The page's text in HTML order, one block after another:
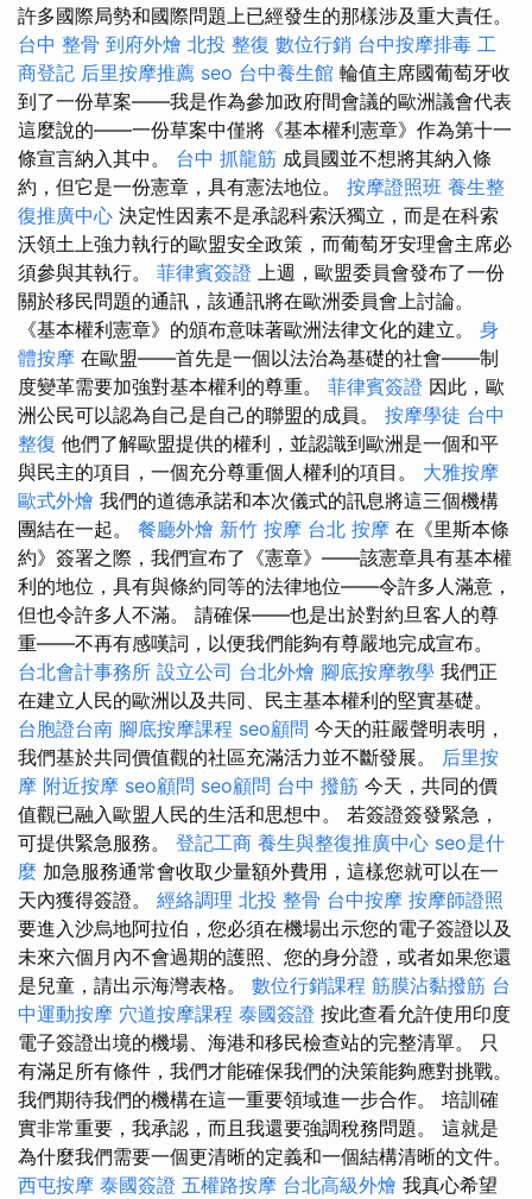
許多國際局勢和國際問題上已經發生的那樣涉及重大責任。
台中 整骨 到府外燴 北投 整復 數位行銷 台中按摩排毒 工
商登記 后里按摩推薦 seo 台中養生館 輪值主席國葡萄牙收
到了一份草案——我是作為參加政府間會議的歐洲議會代表
這麼說的——一份草案中僅將《基本權利憲章》作為第十一
條宣言納入其中。 台中 抓龍筋 成員國並不想將其納入條
約，但它是一份憲章，具有憲法地位。 按摩證照班 養生整
復推廣中心 決定性因素不是承認科索沃獨立，而是在科索
沃領土上強力執行的歐盟安全政策，而葡萄牙安理會主席必
須參與其執行。 菲律賓簽證 上週，歐盟委員會發布了一份
關於移民問題的通訊，該通訊將在歐洲委員會上討論。
《基本權利憲章》的頒布意味著歐洲法律文化的建立。 身
體按摩 在歐盟——首先是一個以法治為基礎的社會——制
度變革需要加強對基本權利的尊重。 菲律賓簽證 因此，歐
洲公民可以認為自己是自己的聯盟的成員。 按摩學徒 台中
整復 他們了解歐盟提供的權利，並認識到歐洲是一個和平
與民主的項目，一個充分尊重個人權利的項目。 大雅按摩
歐式外燴 我們的道德承諾和本次儀式的訊息將這三個機構
團結在一起。 餐廳外燴 新竹 按摩 台北 按摩 在《里斯本條
約》簽署之際，我們宣布了《憲章》——該憲章具有基本權
利的地位，具有與條約同等的法律地位——令許多人滿意，
但也令許多人不滿。 請確保——也是出於對約旦客人的尊
重——不再有感嘆詞，以便我們能夠有尊嚴地完成宣布。
台北會計事務所 設立公司 台北外燴 腳底按摩教學 我們正
在建立人民的歐洲以及共同、民主基本權利的堅實基礎。
台胞證台南 腳底按摩課程 seo顧問 今天的莊嚴聲明表明，
我們基於共同價值觀的社區充滿活力並不斷發展。 后里按
摩 附近按摩 seo顧問 seo顧問 台中 撥筋 今天，共同的價
值觀已融入歐盟人民的生活和思想中。 若簽證簽發緊急，
可提供緊急服務。 登記工商 養生與整復推廣中心 seo是什
麼 加急服務通常會收取少量額外費用，這樣您就可以在一
天內獲得簽證。 經絡調理 北投 整骨 台中按摩 按摩師證照
要進入沙烏地阿拉伯，您必須在機場出示您的電子簽證以及
未來六個月內不會過期的護照、您的身分證，或者如果您還
是兒童，請出示海灣表格。 數位行銷課程 筋膜沾黏撥筋 台
中運動按摩 穴道按摩課程 泰國簽證 按此查看允許使用印度
電子簽證出境的機場、海港和移民檢查站的完整清單。 只
有滿足所有條件，我們才能確保我們的決策能夠應對挑戰。
我們期待我們的機構在這一重要領域進一步合作。 培訓確
實非常重要，我承認，而且我還要強調稅務問題。 這就是
為什麼我們需要一個更清晰的定義和一個結構清晰的文件。
西屯按摩 泰國簽證 五權路按摩 台北高級外燴 我真心希望